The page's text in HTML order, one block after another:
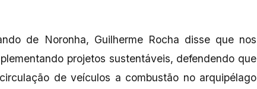
de Noronha, Guilherme Rocha disse que nos
projetos sustentáveis, defendendo que
de veículos a combustão no arquipélago